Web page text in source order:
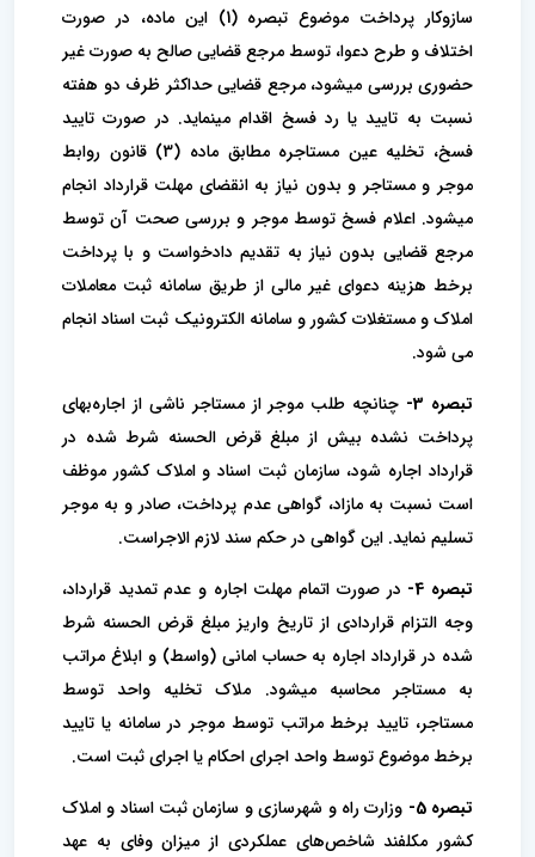
سازوکار پرداخت موضوع تبصره (1) این ماده، در صورت
اختلاف و طرح دعوا، توسط مرجع قضایی صالح به صورت غیر
حضوری بررسی میشود، مرجع قضایی حداکثر ظرف دو هفته
نسبت به تایید یا رد فسخ اقدام مینماید. در صورت تایید
فسخ، تخلیه عین مستاجره مطابق ماده (3) قانون روابط
موجر و مستاجر و بدون نیاز به انقضای مهلت قرارداد انجام
میشود. اعلام فسخ توسط موجر و بررسی صحت آن توسط
مرجع قضایی بدون نیاز به تقدیم دادخواست و با پرداخت
برخط هزینه دعوای غیر مالی از طریق سامانه ثبت معاملات
املاک و مستغلات کشور و سامانه الکترونیک ثبت اسناد انجام
می شود.
تبصره 3-
چنانچه طلب موجر از مستاجر ناشی از اجاره‌بهای
پرداخت نشده بیش از مبلغ قرض الحسنه شرط شده در
قرارداد اجاره شود، سازمان ثبت اسناد و املاک کشور موظف
است نسبت به مازاد، گواهی عدم پرداخت، صادر و به موجر
تسلیم نماید. این گواهی در حکم سند لازم الاجراست.
تبصره 4-
در صورت اتمام مهلت اجاره و عدم تمدید قرارداد،
وجه التزام قراردادی از تاریخ واریز مبلغ قرض الحسنه شرط
شده در قرارداد اجاره به حساب امانی (واسط) و ابلاغ مراتب
به مستاجر محاسبه میشود. ملاک تخلیه واحد توسط
مستاجر، تایید برخط مراتب توسط موجر در سامانه یا تایید
برخط موضوع توسط واحد اجرای احکام یا اجرای ثبت است.
تبصره 5-
وزارت راه و شهرسازی و سازمان ثبت اسناد و املاک
کشور مکلفند شاخص‌های عملکردی از میزان وفای به عهد